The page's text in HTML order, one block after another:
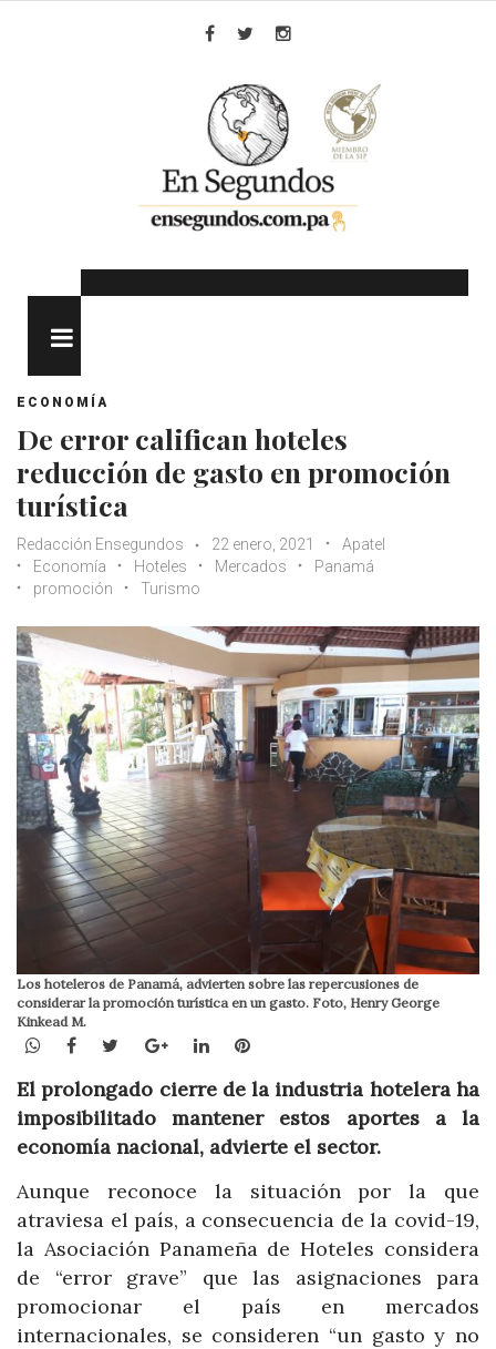
ECONOMÍA
De error califican hoteles
reducción de gasto en promoción
turística
Redacción Ensegundos 22 enero, 2021
Apatel
Economía
Hoteles Mercados
Panamá
promoción
Turismo
Los hoteleros de Panamá, advierten sobre las repercusiones de
considerar la promoción turística en un gasto. Foto, Henry George
Kinkead M.
WhatsApp
Facebook
TwitterGoogle+LinkedInPinterest
El prolongado cierre de la industria hotelera ha
imposibilitado mantener estos aportes a la
economía nacional, advierte el sector.
Aunque reconoce la situación por la que
atraviesa el país, a consecuencia de la covid-19,
la Asociación Panameña de Hoteles considera
de “error grave” que las asignaciones para
promocionar el país en mercados
internacionales, se consideren “un gasto y no